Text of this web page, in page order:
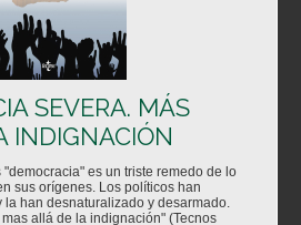
SEVERA. MÁS
INDIGNACIÓN
es un triste remedo de lo
sus orígenes. Los políticos han
han desnaturalizado y desarmado.
allá de la indignación" (Tecnos